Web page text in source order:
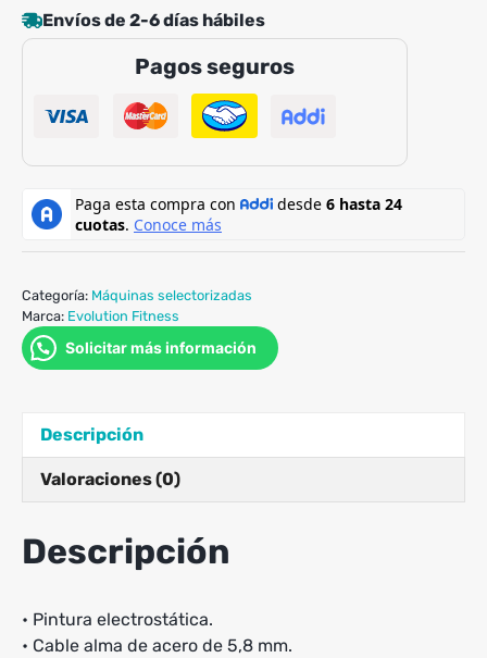
Evolution
EVO
Envíos de 2-6 días hábiles
Pagos seguros
Categoría: Máquinas selectorizadas
Marca: Evolution Fitness
Solicitar más información
Descripción
Valoraciones (0)
Descripción
• Pintura electrostática.
• Cable alma de acero de 5,8 mm.